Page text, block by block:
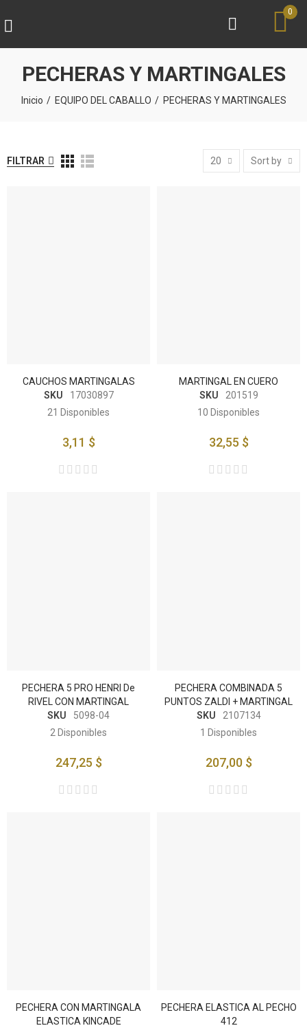
0
PECHERAS Y MARTINGALES
Inicio EQUIPO DEL CABALLO PECHERAS Y MARTINGALES
FILTRAR 20 Sort by
CAUCHOS MARTINGALAS
SKU
17030897
21 Disponibles
3,11 $
MARTINGAL EN CUERO
SKU
201519
10 Disponibles
32,55 $
PECHERA 5 PRO HENRI De
RIVEL CON MARTINGAL
SKU
5098-04
2 Disponibles
247,25 $
PECHERA COMBINADA 5
PUNTOS ZALDI + MARTINGAL
SKU
2107134
1 Disponibles
207,00 $
PECHERA CON MARTINGALA
ELASTICA KINCADE
PECHERA ELASTICA AL PECHO
412